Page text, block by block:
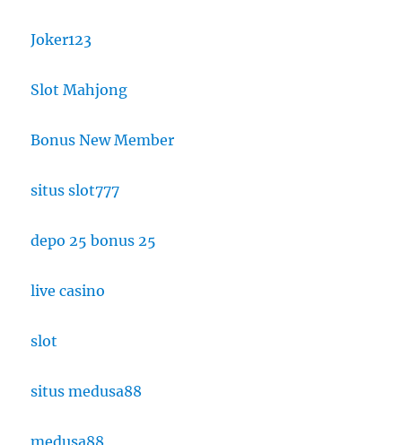
Joker123
Slot Mahjong
Bonus New Member
situs slot777
depo 25 bonus 25
live casino
slot
situs medusa88